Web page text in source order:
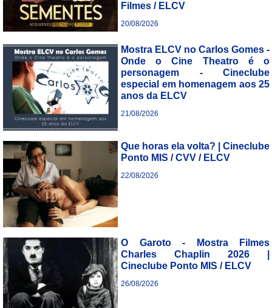
Filmes / ELCV
20/08/2026
Mostra ELCV no Carlos Gomes -
Onde o Cine Theatro é o
personagem - Cineclube
especial em homenagem aos 25
anos da ELCV
21/08/2026
Que horas ela volta? | Cineclube
Ponto MIS / CVV / ELCV
22/08/2026
O Garoto - Mostra Filmes
Charles Chaplin 2026 |
Cineclube Ponto MIS / ELCV
26/08/2026